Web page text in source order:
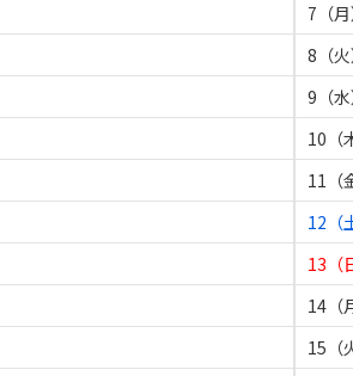
7（月
8（火
9（水
10（
11（
12（
13（
14（
15（